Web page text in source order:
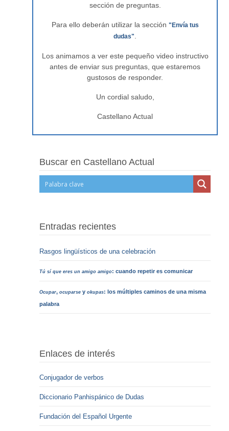
sección de preguntas.
Para ello deberán utilizar la sección "Envía tus
dudas"
Los animamos a ver este pequeño video instructivo
antes de enviar sus preguntas, que estaremos
gustosos de responder.
Un cordial saludo,
Castellano Actual
Buscar en Castellano Actual
Entradas recientes
Rasgos lingüísticos de una celebración
Tú sí que eres un amigo amigo: cuando repetir es comunicar
Ocupar,ocuparse yokupas: los múltiples caminos de una misma
palabra
Enlaces de interés
Conjugador de verbos
Diccionario Panhispánico de Dudas
Fundación del Español Urgente